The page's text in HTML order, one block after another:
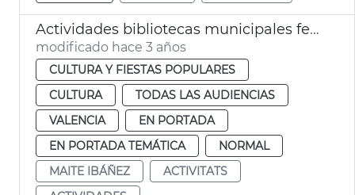
Actividades bibliotecas municipales febrero
modificado hace 3 años
CULTURA Y FIESTAS POPULARES
CULTURA
TODAS LAS AUDIENCIAS
VALENCIA
EN PORTADA
EN PORTADA TEMÁTICA
NORMAL
MAITE IBÁÑEZ
ACTIVITATS